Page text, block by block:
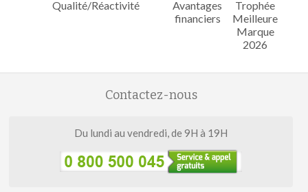
Qualité/Réactivité
Avantages
financiers
Trophée
Meilleure
Marque
2026
Contactez-nous
Du lundi au vendredi, de 9H à 19H